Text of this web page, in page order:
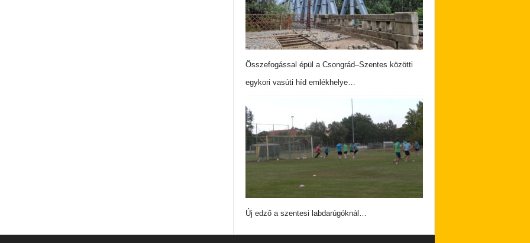
Összefogással épül a Csongrád–Szentes közötti
egykori vasúti híd emlékhelye…
Új edző a szentesi labdarúgóknál…